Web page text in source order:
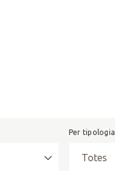
Per tipologia